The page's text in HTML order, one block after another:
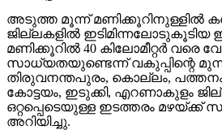
അടുത്ത മൂന്ന് മണിക്കൂറിനുള്ളില്‍
ജില്ലകളില്‍ ഇടിമിന്നലോടുകൂടിയ
മണിക്കൂറില്‍ 40 കിലോമീറ്റര്‍ വരെ
സാധ്യതയുണ്ടെന്ന് വകുപ്പിന്റെ
തിരുവനന്തപുരം, കൊല്ലം,
കോട്ടയം, ഇടുക്കി, എറണാകുളം
ഒറ്റപ്പെടെയുള്ള ഇടത്തരം
അറിയിച്ചു.